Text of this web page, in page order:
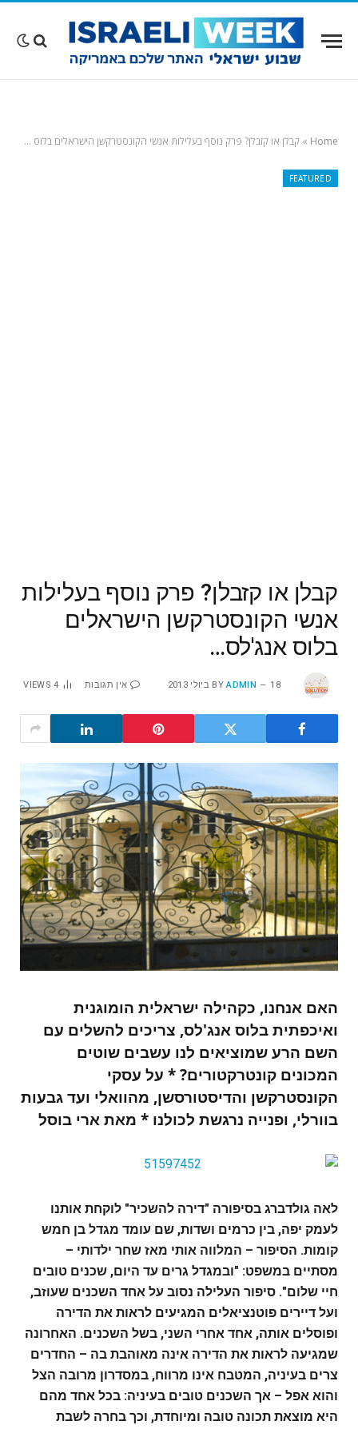
Home
» קבלן או קזבלן? פרק נוסף בעלילות אנשי הקונסטרקשן הישראלים בלוס אנג'לס…
FEATURED
קבלן או קזבלן? פרק נוסף בעלילות
אנשי הקונסטרקשן הישראלים
בלוס אנג'לס…
BY ADMIN 18 ביולי 2013 אין תגובות 4
VIEWS
האם אנחנו, כקהילה ישראלית הומוגנית
ואיכפתית בלוס אנג'לס, צריכים להשלים עם
השם הרע שמוציאים לנו עשבים שוטים
המכונים קונטרקטורים? * על עסקי
הקונסטרקשן והדיסטורסשן, מהוואלי ועד גבעות
בוורלי, ופנייה נרגשת לכולנו * מאת ארי בוסל
לאה גולדברג בסיפורה "דירה להשכיר" לוקחת אותנו
לעמק יפה, בין כרמים ושדות, שם עומד מגדל בן חמש
קומות. הסיפור – המלווה אותי מאז שחר ילדותי –
מסתיים במשפט: "ובמגדל גרים עד היום, שכנים טובים
חיי שלום". סיפור העלילה נסוב על אחד השכנים שעוזב,
ועל דיירים פוטנציאלים המגיעים לראות את הדירה
ופוסלים אותה, אחד אחרי השני, בשל השכנים. האחרונה
שמגיעה לראות את הדירה אינה מאוהבת בה – החדרים
צרים בעיניה, המטבח אינו מרווח, במסדרון מרובה הצל
והוא אפל – אך השכנים טובים בעיניה: בכל אחד מהם
היא מוצאת תכונה טובה ומיוחדת, וכך בחרה לשבת